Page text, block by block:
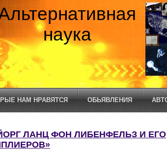
наука
НАМ НРАВЯТСЯ ОБЬЯВЛЕНИЯ
ЛАНЦ ФОН ЛИБЕНФЕЛЬЗ И ЕГО